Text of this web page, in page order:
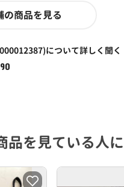
の商品を見る
について詳しく聞く
品を見ている人